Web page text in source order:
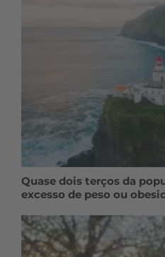
Quase dois terços da
excesso de peso ou